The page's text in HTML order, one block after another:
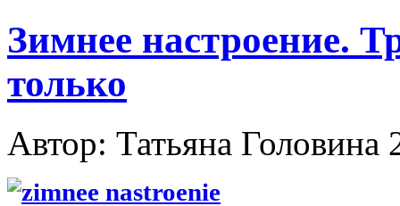
Зимнее настроение.
только
Автор: Татьяна Головина